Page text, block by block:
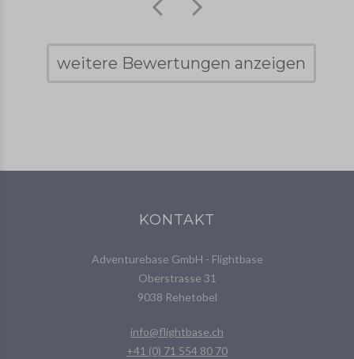
weitere Bewertungen anzeigen
KONTAKT
Adventurebase GmbH - Flightbase
Oberstrasse 31
9038 Rehetobel
info@flightbase.ch
+41 (0) 71 554 80 70